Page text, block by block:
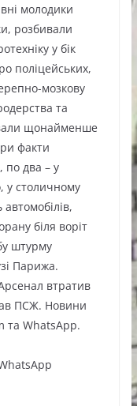
молодики
розбивали
у бік
поліцейських,
мозкову
та
щонайменше
факти
по два – у
у столичному
біля воріт
штурму
Парижа.
втратив
ПСЖ. Новини
та WhatsApp.